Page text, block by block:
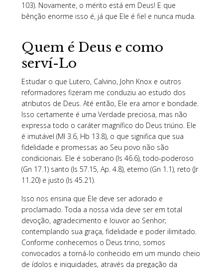
103). Novamente, o mérito está em Deus! E que
bênção enorme isso é, já que Ele é fiel e nunca muda.
Quem é Deus e como
serví-Lo
Estudar o que Lutero, Calvino, John Knox e outros
reformadores fizeram me conduziu ao estudo dos
atributos de Deus. Até então, Ele era amor e bondade.
Isso certamente é uma Verdade preciosa, mas não
expressa todo o caráter magnífico do Deus triúno. Ele
é imutável (Ml 3.6, Hb 13.8), o que significa que sua
fidelidade e promessas ao Seu povo não são
condicionais. Ele é soberano (Is 46.6), todo-poderoso
(Gn 17.1) santo (Is 57.15, Ap. 4.8), eterno (Gn 1.1), reto (Jr
11.20) e justo (Is 45.21).
Isso nos ensina que Ele deve ser adorado e
proclamado. Toda a nossa vida deve ser em total
devoção, agradecimento e louvor ao Senhor;
contemplando sua graça, fidelidade e poder ilimitado.
Conforme conhecemos o Deus trino, somos
convocados a torná-lo conhecido em um mundo cheio
de ídolos e iniquidades, através da pregação da